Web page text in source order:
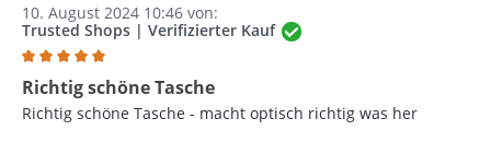
10. August 2024 10:46 von:
Trusted Shops | Verifizierter Kauf
Bewertung mit 5 von 5 Sternen
Richtig schöne Tasche
Richtig schöne Tasche - macht optisch richtig was her